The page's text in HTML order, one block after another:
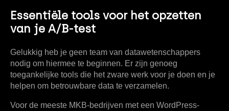
Essentiële tools voor het opzetten
van je A/B-test
Gelukkig heb je geen team van datawetenschappers
nodig om hiermee te beginnen. Er zijn genoeg
toegankelijke tools die het zware werk voor je doen en je
helpen om betrouwbare data te verzamelen.
Voor de meeste MKB-bedrijven met een WordPress-